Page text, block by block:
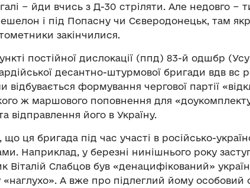
− йди вчись з Д-30 стріляти. Але недовго −
і під Попасну чи Сєверодонецьк, там
закінчилися.
постійної дислокації (ппд) 83-й одшбр
десантно-штурмової бригади вдв вс
формування чергової партії
ж маршового поповнення для
відправлення його в Україну.
що ця бригада під час участі в російсько-
Наприклад, у березні нинішнього року
Віталій Слабцов був «денацифікований»
А вже про підлеглий йому особовий